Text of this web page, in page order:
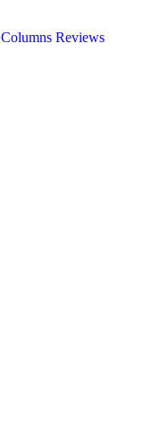
Columns Reviews